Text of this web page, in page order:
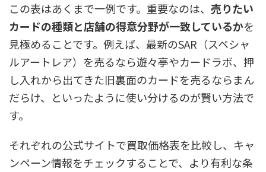
この表はあくまで一例です。重要なのは、 売りたい
カードの種類と店舗の得意分野が一致しているかを
見極めることです。例えば、最新のSAR（スペシャ
ルアートレア）を売るなら遊々亭やカードラボ、押
し入れから出てきた旧裏面のカードを売るならまん
だらけ、といったように使い分けるのが賢い方法で
す。
それぞれの公式サイトで買取価格表を比較し、キャ
ンペーン情報をチェックすることで、より有利な条